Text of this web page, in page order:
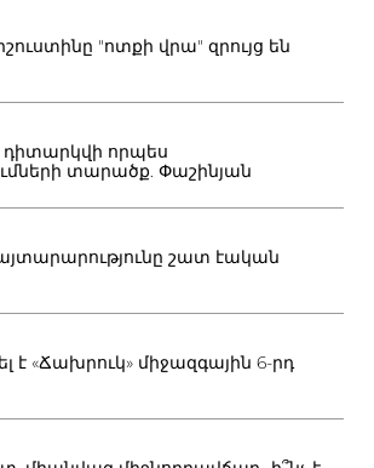
"ոտքի վրա" զրույց են
որպես
տարածք. Փաշինյան
շատ էական
է «Ճախրուկ» միջազգային 6-րդ